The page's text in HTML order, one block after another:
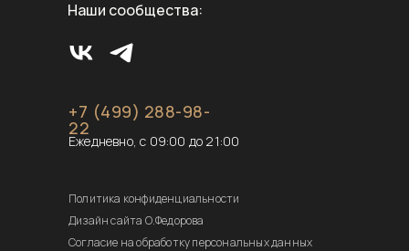
Политика конфиденциальности
Дизайн сайта О.Федорова
Согласие на обработку персональных данных
+7 (499) 288-98-
22
Ежедневно, с 09:00 до 21:00
Наши сообщества: